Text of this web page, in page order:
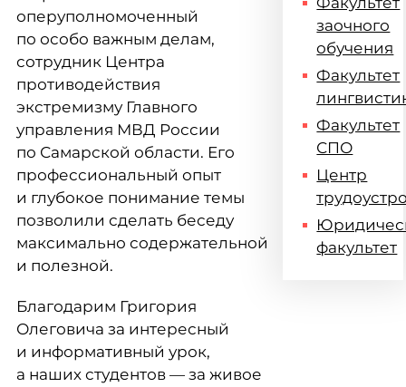
оперуполномоченный
по особо важным делам,
сотрудник Центра
противодействия
экстремизму Главного
управления МВД России
по Самарской области. Его
профессиональный опыт
и глубокое понимание темы
позволили сделать беседу
максимально содержательной
и полезной.
Благодарим Григория
Олеговича за интересный
и информативный урок,
а наших студентов — за живое
заочного
обучения
Факультет
Факультет
СПО
Центр
факультет